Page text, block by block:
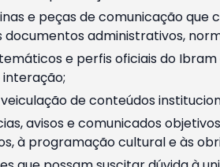
e peças de comunicação
administrativos,
e perfis oficiais do
de conteúdos
avisos e comunicados
à programação cultural e às